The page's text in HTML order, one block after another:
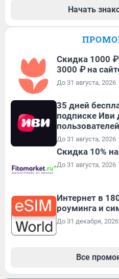
Начать
Скидка 1000
3000 ₽ на
До 31 августа, 2026
35 дней
подписке Иви
пользователей
До 31 августа, 2026
Скидка 10%
До 31 августа, 2026
Интернет в
роуминга и
До 31 декабря, 2026
Все